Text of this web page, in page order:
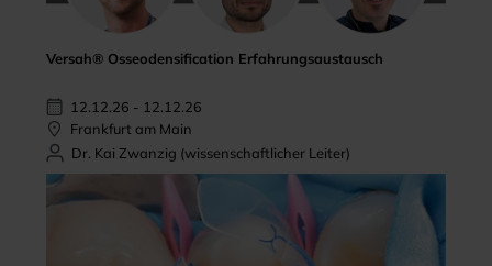
Versah® Osseodensification Erfahrungsaustausch
12.12.26 - 12.12.26
Frankfurt am Main
Dr. Kai Zwanzig (wissenschaftlicher Leiter)